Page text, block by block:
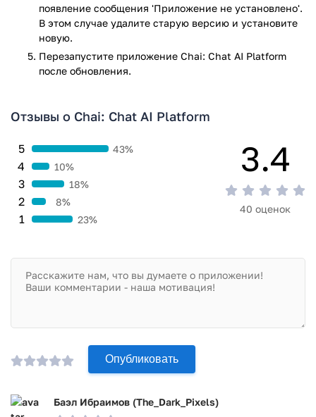
появление сообщения 'Приложение не установлено'.
В этом случае удалите старую версию и установите
новую.
Перезапустите приложениe Chai: Chat AI Platform
после обновления.
Отзывы о Chai: Chat AI Platform
1 23%
2 8%
3 18%
4 10%
5 43% 3.4
40 оценок
Опубликовать
Баэл Ибраимов (The_Dark_Pixels)